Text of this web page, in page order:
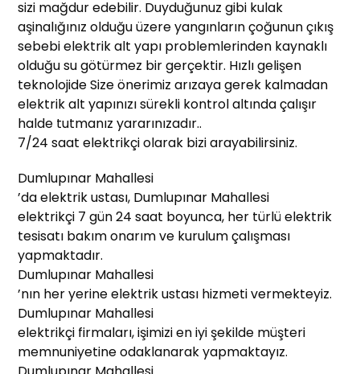
sizi mağdur edebilir. Duyduğunuz gibi kulak
aşinalığınız olduğu üzere yangınların çoğunun çıkış
sebebi elektrik alt yapı problemlerinden kaynaklı
olduğu su götürmez bir gerçektir. Hızlı gelişen
teknolojide Size önerimiz arızaya gerek kalmadan
elektrik alt yapınızı sürekli kontrol altında çalışır
halde tutmanız yararınızadır..
7/24 saat elektrikçi olarak bizi arayabilirsiniz.
Dumlupınar Mahallesi
’da elektrik ustası, Dumlupınar Mahallesi
elektrikçi 7 gün 24 saat boyunca, her türlü elektrik
tesisatı bakım onarım ve kurulum çalışması
yapmaktadır.
Dumlupınar Mahallesi
’nın her yerine elektrik ustası hizmeti vermekteyiz.
Dumlupınar Mahallesi
elektrikçi firmaları, işimizi en iyi şekilde müşteri
memnuniyetine odaklanarak yapmaktayız.